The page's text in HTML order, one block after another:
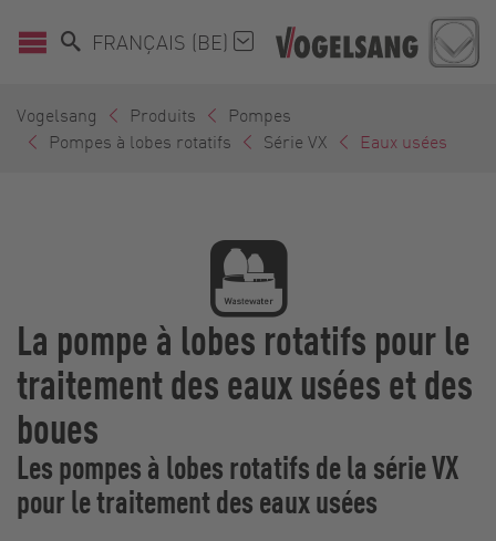
FRANÇAIS (BE)
Vogelsang Produits
Pompes
Pompes à lobes rotatifs
Série VX Eaux usées
La pompe à lobes rotatifs pour le
traitement des eaux usées et des
boues
Les pompes à lobes rotatifs de la série VX
pour le traitement des eaux usées